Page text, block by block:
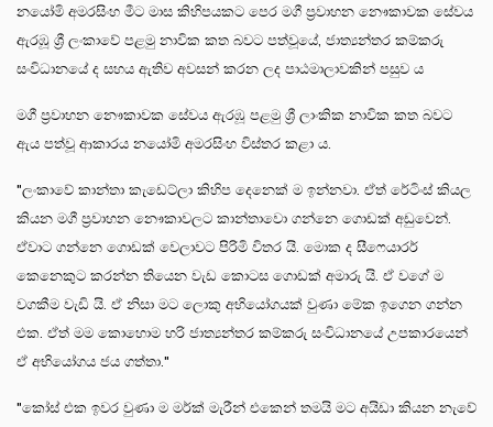
නයෝමි අමරසිංහ මීට මාස කිහිපයකට පෙර මගී ප්‍රවාහන නෞකාවක සේවය
ඇරඹූ ශ්‍රී ලංකාවේ පළමු නාවික කත බවට පත්වූයේ, ජාත්‍යන්තර කම්කරු
සංවිධානයේ ද සහය ඇතිව අවසන් කරන ලද පාඨමාලාවකින් පසුව ය
මගී ප්‍රවාහන නෞකාවක සේවය ඇරඹූ පළමු ශ්‍රී ලාංකික නාවික කත බවට
ඇය පත්වූ ආකාරය නයෝමි අමරසිංහ විස්තර කළා ය.
"ලංකාවේ කාන්තා කැඩෙට්ලා කිහිප දෙනෙක් ම ඉන්නවා. ඒත් රේටිංස් කියල
කියන මගී ප්‍රවාහන නෞකාවලට කාන්තාවො ගන්නෙ ගොඩක් අඩුවෙන්.
ඒවාට ගන්නෙ ගොඩක් වෙලාවට පිරිමි විතර යි. මොක ද සීෆෙයාරර්
කෙනෙකුට කරන්න තියෙන වැඩ කොටස ගොඩක් අමාරු යි. ඒ වගේ ම
වගකීම වැඩි යි. ඒ නිසා මට ලොකු අභියෝගයක් වුණා මේක ඉගෙන ගන්න
එක. ඒත් මම කොහොම හරි ජාත්‍යන්තර කම්කරු සංවිධානයේ උපකාරයෙන්
ඒ අභියෝගය ජය ගත්තා."
"කෝස් එක ඉවර වුණා ම මර්ක් මැරීන් එකෙන් තමයි මට අයිඩා කියන නැවේ